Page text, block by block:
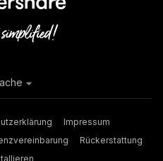
Impressum
Rückerstattung